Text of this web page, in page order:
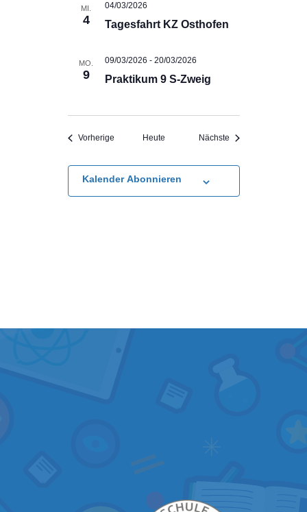
MI.
4 Tagesfahrt KZ Osthofen
04/03/2026
MO.
9 Praktikum 9 S-Zweig
09/03/2026 - 20/03/2026
VorherigeVeranstaltungen
Heute NächsteVeranstaltungen
Kalender Abonnieren